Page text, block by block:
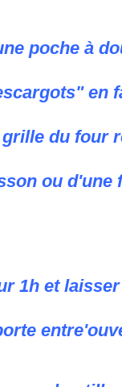
poche à
en
du four
ou d'une
1h et